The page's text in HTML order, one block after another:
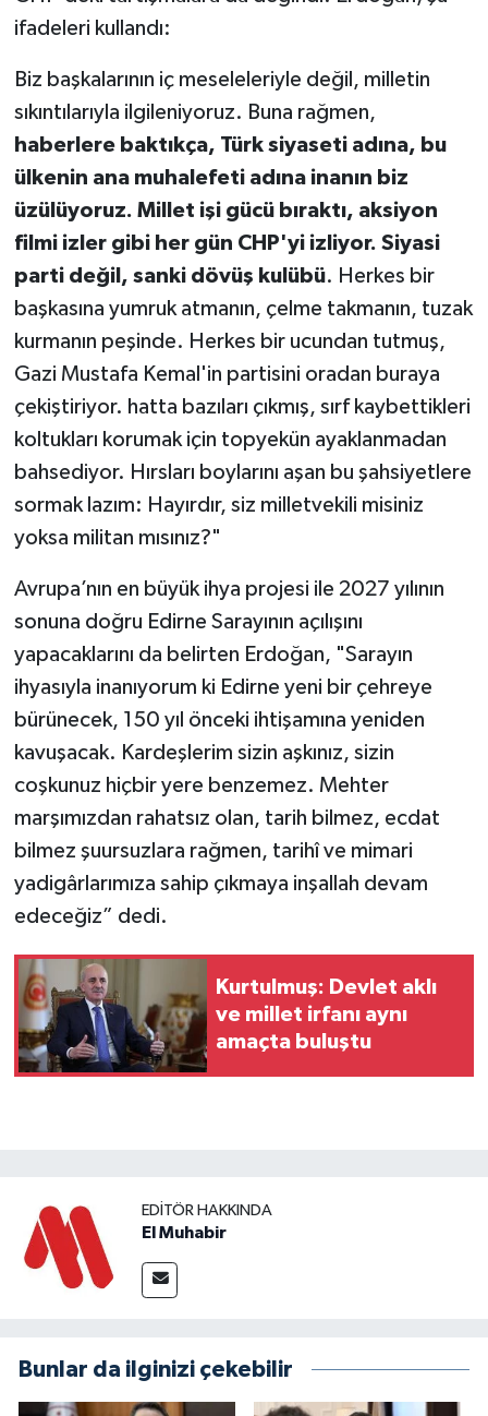
ifadeleri kullandı:
Biz başkalarının iç meseleleriyle değil, milletin
sıkıntılarıyla ilgileniyoruz. Buna rağmen,
haberlere baktıkça, Türk siyaseti adına, bu
ülkenin ana muhalefeti adına inanın biz
üzülüyoruz. Millet işi gücü bıraktı, aksiyon
filmi izler gibi her gün CHP'yi izliyor. Siyasi
parti değil, sanki dövüş kulübü. Herkes bir
başkasına yumruk atmanın, çelme takmanın, tuzak
kurmanın peşinde. Herkes bir ucundan tutmuş,
Gazi Mustafa Kemal'in partisini oradan buraya
çekiştiriyor. hatta bazıları çıkmış, sırf kaybettikleri
koltukları korumak için topyekün ayaklanmadan
bahsediyor. Hırsları boylarını aşan bu şahsiyetlere
sormak lazım: Hayırdır, siz milletvekili misiniz
yoksa militan mısınız?"
Avrupa’nın en büyük ihya projesi ile 2027 yılının
sonuna doğru Edirne Sarayının açılışını
yapacaklarını da belirten Erdoğan, "Sarayın
ihyasıyla inanıyorum ki Edirne yeni bir çehreye
bürünecek, 150 yıl önceki ihtişamına yeniden
kavuşacak. Kardeşlerim sizin aşkınız, sizin
coşkunuz hiçbir yere benzemez. Mehter
marşımızdan rahatsız olan, tarih bilmez, ecdat
bilmez şuursuzlara rağmen, tarihî ve mimari
yadigârlarımıza sahip çıkmaya inşallah devam
edeceğiz” dedi.
Kurtulmuş: Devlet aklı
ve millet irfanı aynı
amaçta buluştu
EDITÖR HAKKINDA
El Muhabir
Bunlar da ilginizi çekebilir